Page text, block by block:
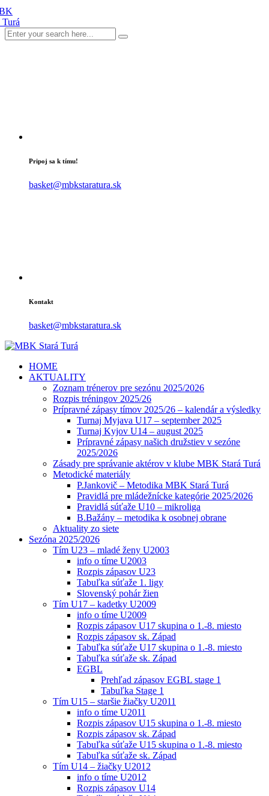
Pripoj sa k tímu!
basket@mbkstaratura.sk
Kontakt
basket@mbkstaratura.sk
HOME
AKTUALITY
Zoznam trénerov pre sezónu 2025/2026
Rozpis tréningov 2025/26
Prípravné zápasy tímov 2025/26 – kalendár a výsledky
Turnaj Myjava U17 – september 2025
Turnaj Kyjov U14 – august 2025
Prípravné zápasy našich družstiev v sezóne
2025/2026
Zásady pre správanie aktérov v klube MBK Stará Turá
Metodické materiály
P.Jankovič – Metodika MBK Stará Turá
Pravidlá pre mládežnícke kategórie 2025/2026
Pravidlá súťaže U10 – mikroliga
B.Bažány – metodika k osobnej obrane
Aktuality zo siete
Sezóna 2025/2026
Tím U23 – mladé ženy U2003
info o tíme U2003
Rozpis zápasov U23
Tabuľka súťaže 1. ligy
Slovenský pohár žien
Tím U17 – kadetky U2009
info o tíme U2009
Rozpis zápasov U17 skupina o 1.-8. miesto
Rozpis zápasov sk. Západ
Tabuľka súťaže U17 skupina o 1.-8. miesto
Tabuľka súťaže sk. Západ
EGBL
Prehľad zápasov EGBL stage 1
Tabuľka Stage 1
Tím U15 – staršie žiačky U2011
info o tíme U2011
Rozpis zápasov U15 skupina o 1.-8. miesto
Rozpis zápasov sk. Západ
Tabuľka súťaže U15 skupina o 1.-8. miesto
Tabuľka súťaže sk. Západ
Tím U14 – žiačky U2012
info o tíme U2012
Rozpis zápasov U14